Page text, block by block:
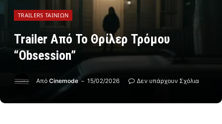
TRAILERS ΤΑΙΝΙΏΝ
Trailer Από Το Θρίλερ Τρόμου
“Obsession”
Από Cinemode 15/02/2026 Δεν υπάρχουν Σχόλια